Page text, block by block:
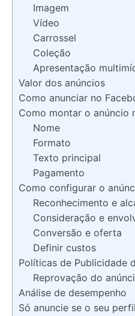
Imagem
Vídeo
Carrossel
Coleção
Apresentação
Valor dos anúncios
Como anunciar no
Como montar o anúncio
Nome
Formato
Texto principal
Pagamento
Como configurar o
Reconhecimento e
Consideração e
Conversão e oferta
Definir custos
Políticas de Publicidade
Reprovação do
Análise de desempenho
Só anuncie se o seu